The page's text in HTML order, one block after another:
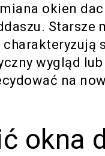
okien
Starsze
wygląd
na
okna